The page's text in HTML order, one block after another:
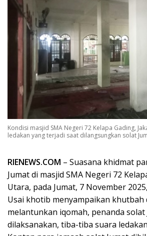
Kondisi masjid SMA Negeri 72 Kelapa Gading,
ledakan yang terjadi saat dilangsungkan solat
RIENEWS.COM – Suasana khidmat
Jumat di masjid SMA Negeri 72
Utara, pada Jumat, 7 November
Usai khotib menyampaikan khutbah
melantunkan iqomah, penanda solat
dilaksanakan, tiba-tiba suara